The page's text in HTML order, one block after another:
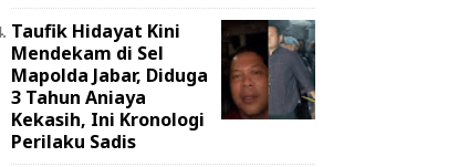
Taufik Hidayat Kini
Mendekam di Sel
Mapolda Jabar, Diduga
3 Tahun Aniaya
Kekasih, Ini Kronologi
Perilaku Sadis